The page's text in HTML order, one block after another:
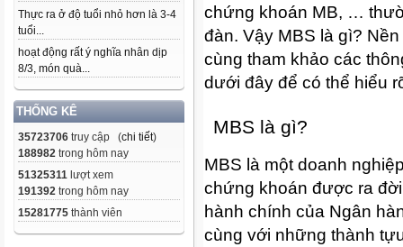
Thực ra ở độ tuổi nhỏ hơn là 3-4
tuổi...
hoạt động rất ý nghĩa nhân dịp
8/3, món quà...
THỐNG KÊ
35723706 truy cập (chi tiết)
188982 trong hôm nay
51325311 lượt xem
191392 trong hôm nay
15281775 thành viên
chứng khoán MB, …
đàn. Vậy MBS là gì?
cùng tham khảo các
dưới đây để có thể hiểu
MBS là gì?
MBS là một doanh
chứng khoán được ra
hành chính của Ngân
cùng với những thành